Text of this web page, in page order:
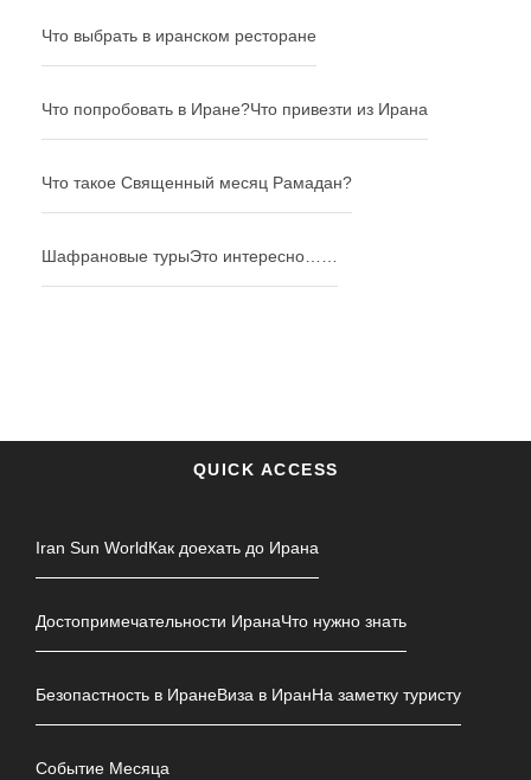
Что выбрать в иранском ресторане
Что попробовать в Иране?Что привезти из Ирана
Что такое Священный месяц Рамадан?
Шафрановые турыЭто интересно……
QUICK ACCESS
Iran Sun WorldКак доехать до Ирана
Достопримечательности ИранаЧто нужно знать
Безопастность в ИранеВиза в ИранНа заметку туристу
Событие Месяца